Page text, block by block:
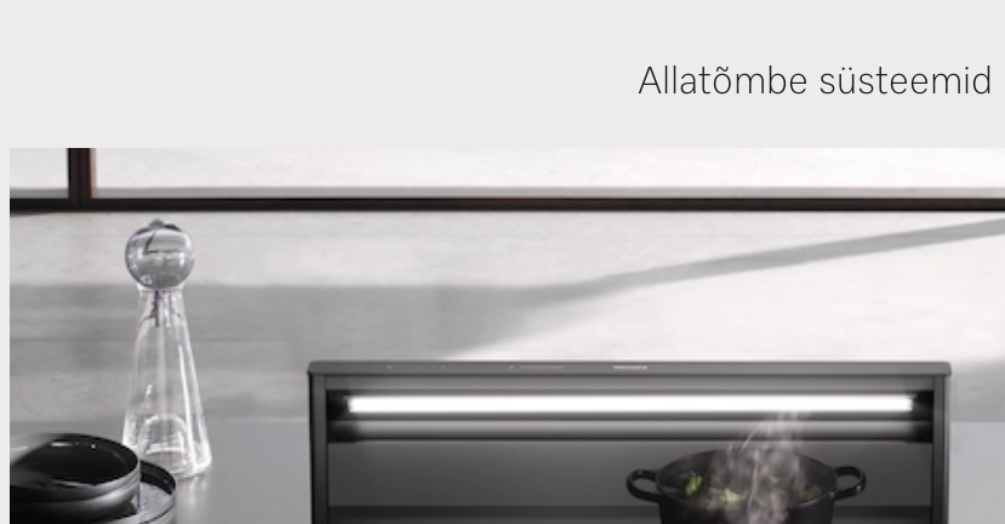
Allatõmbe süsteemid